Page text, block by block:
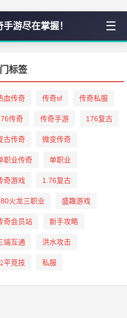
游尽在掌握！ ☰
标签
血传奇 传奇sf 传奇私服
传奇 传奇手游 176复古
古传奇 微变传奇
职业传奇 单职业
奇游戏 1.76复古
火龙三职业 盛趣游戏
奇会员站 新手攻略
端互通 洪水攻击
平竞技 私服